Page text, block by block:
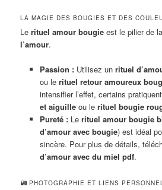
LA MAGIE DES BOUGIES ET DES
Lerituel amour bougie est le pilier de
l’amour.
Passion :Utilisez un rituel
ou le rituel retour amoureux
intensifier l’effet, certains
et aiguilleou le rituel bougie
Pureté :Le rituel amour bougie
d’amour avec bougie) est idéal
sincère. Pour plus de détails,
d’amour avec du miel pdf.
PHOTOGRAPHIE ET LIENS